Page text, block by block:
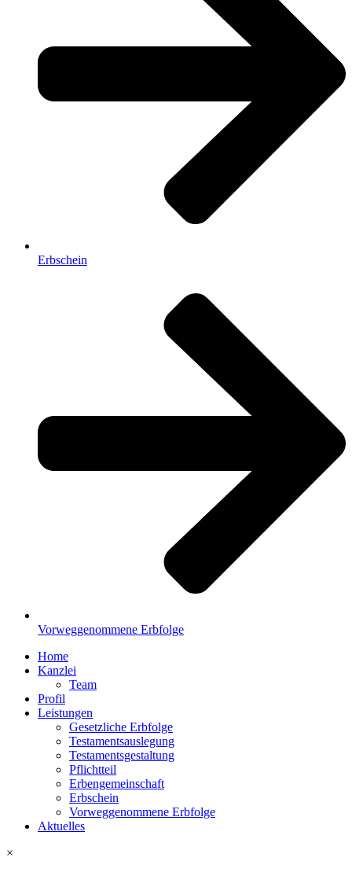
Erbschein
Vorweggenommene Erbfolge
Home
Kanzlei
Team
Profil
Leistungen
Gesetzliche Erbfolge
Testamentsauslegung
Testamentsgestaltung
Pflichtteil
Erbengemeinschaft
Erbschein
Vorweggenommene Erbfolge
Aktuelles
×